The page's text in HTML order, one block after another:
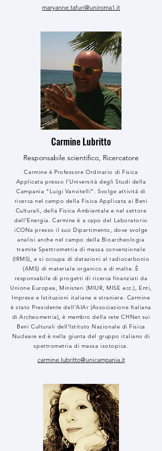
maryanne.tafuri@uniroma1.it
Carmine Lubritto
Responsabile scientifico, Ricercatore
Carmine è Professore Ordinario di Fisica
Applicata presso l'Università degli Studi della
Campania “Luigi Vanvitelli”. Svolge attività di
ricerca nel campo della Fisica Applicata ai Beni
Culturali, della Fisica Ambientale e nel settore
dell’Energia. Carmine è a capo del Laboratorio
iCONa presso il suo Dipartimento, dove svolge
analisi anche nel campo della Bioarcheologia
tramite Spettrometria di massa convenzionale
(IRMS), e si occupa di datazioni al radiocarbonio
(AMS) di materiale organico e di malte. È
responsabile di progetti di ricerca finanziati da
Unione Europea, Ministeri (MIUR, MISE ecc.), Enti,
Imprese e Istituzioni italiane e straniere. Carmine
è stato Presidente dell’AIAr (Associazione Italiana
di Archeometria), è membro della rete CHNet sui
Beni Culturali dell’Istituto Nazionale di Fisica
Nucleare ed è nella giunta del gruppo italiano di
spettrometria di massa isotopica.
carmine.lubritto@unicampania.it